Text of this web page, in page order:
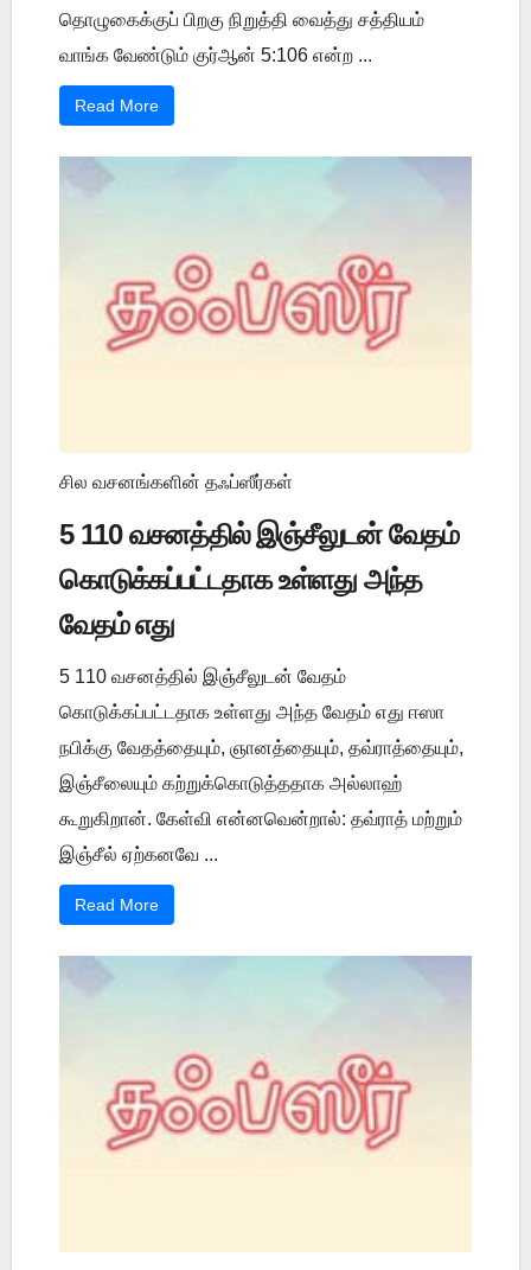
தொழுகைக்குப் பிறகு நிறுத்தி வைத்து சத்தியம்
வாங்க வேண்டும் குர்ஆன் 5:106 என்ற ...
Read More
சில வசனங்களின் தஃப்ஸீர்கள்
5 110 வசனத்தில் இஞ்சீலுடன் வேதம்
கொடுக்கப்பட்டதாக உள்ளது அந்த
வேதம் எது
5 110 வசனத்தில் இஞ்சீலுடன் வேதம்
கொடுக்கப்பட்டதாக உள்ளது அந்த வேதம் எது ஈஸா
நபிக்கு வேதத்தையும், ஞானத்தையும், தவ்ராத்தையும்,
இஞ்சீலையும் கற்றுக்கொடுத்ததாக அல்லாஹ்
கூறுகிறான். கேள்வி என்னவென்றால்: தவ்ராத் மற்றும்
இஞ்சீல் ஏற்கனவே ...
Read More